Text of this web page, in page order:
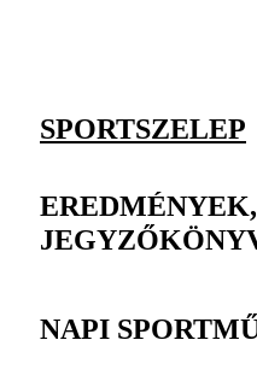
SPORTSZELEP
EREDMÉNYEK,
NAPI